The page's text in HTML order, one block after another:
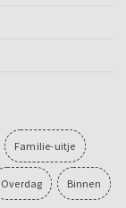
Familie-uitje
Overdag Binnen